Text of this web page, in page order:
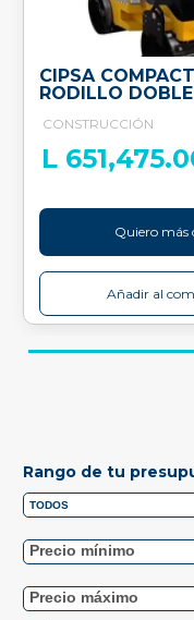
CIPSA
RODILLO DOBLE
CONSTRUCCIÓN
L
Quiero más
Añadir al
Rango de tu